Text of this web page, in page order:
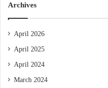
Archives
April 2026
April 2025
April 2024
March 2024